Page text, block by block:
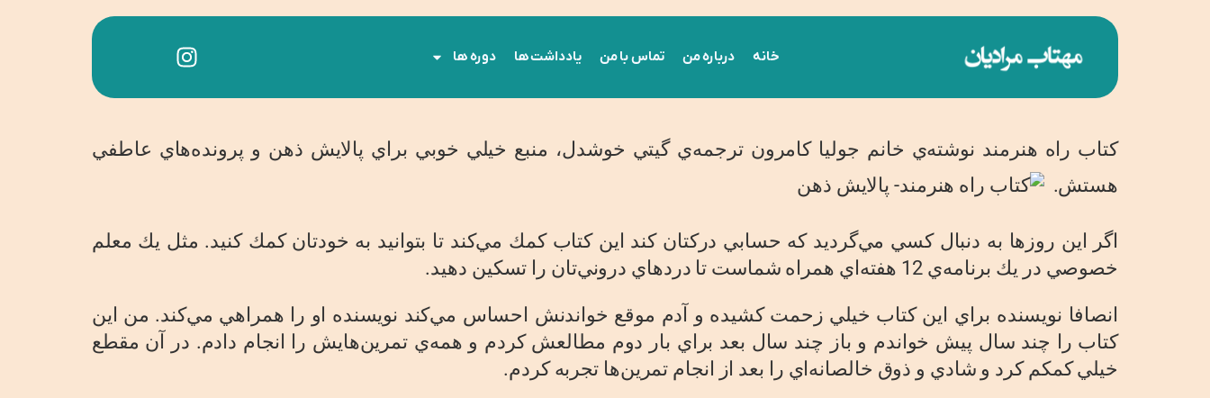
خانه درباره‌ من تماس با من یادداشت ها دوره ها
كتاب راه هنرمند نوشته‌ي خانم جوليا كامرون ترجمه‌ي گيتي خوشدل، منبع خيلي خوبي براي پالايش ذهن و پرونده‌هاي عاطفي
هستش.
اگر اين روزها به دنبال كسي مي‌گرديد كه حسابي دركتان كند اين كتاب كمك مي‌كند تا بتوانيد به خودتان كمك كنيد. مثل يك معلم
خصوصي در يك برنامه‌ي 12 هفته‌اي همراه شماست تا دردهاي دروني‌تان را تسكين دهيد.
انصافا نويسنده براي اين كتاب خيلي زحمت كشيده و آدم موقع خواندنش احساس مي‌كند نويسنده او را همراهي مي‌كند. من اين
كتاب را چند سال پيش خواندم و باز چند سال بعد براي بار دوم مطالعش كردم و همه‌ي تمرين‌هايش را انجام دادم. در آن مقطع
خيلي كمكم كرد و شادي و ذوق خالصانه‌اي را بعد از انجام تمرين‌ها تجربه كردم.